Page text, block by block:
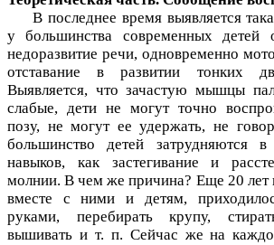
В последнее время выявляется
у большинства современных детей
недоразвитие речи, одновременно
отставание в развитии тонких
Выявляется, что зачастую мышцы
слабые, дети не могут точно
позу, не могут ее удержать, не
большинство детей затрудняются
навыков, как застегивание и
молнии. В чем же причина? Еще 20 лет
вместе с ними и детям,
руками, перебирать крупу,
вышивать и т. п. Сейчас же на